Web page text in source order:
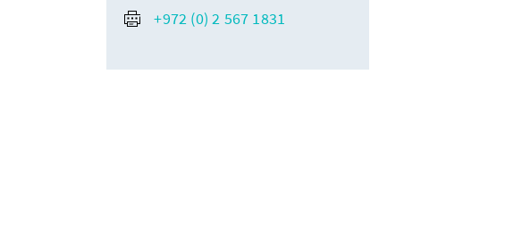
+972 (0) 2 567 1831